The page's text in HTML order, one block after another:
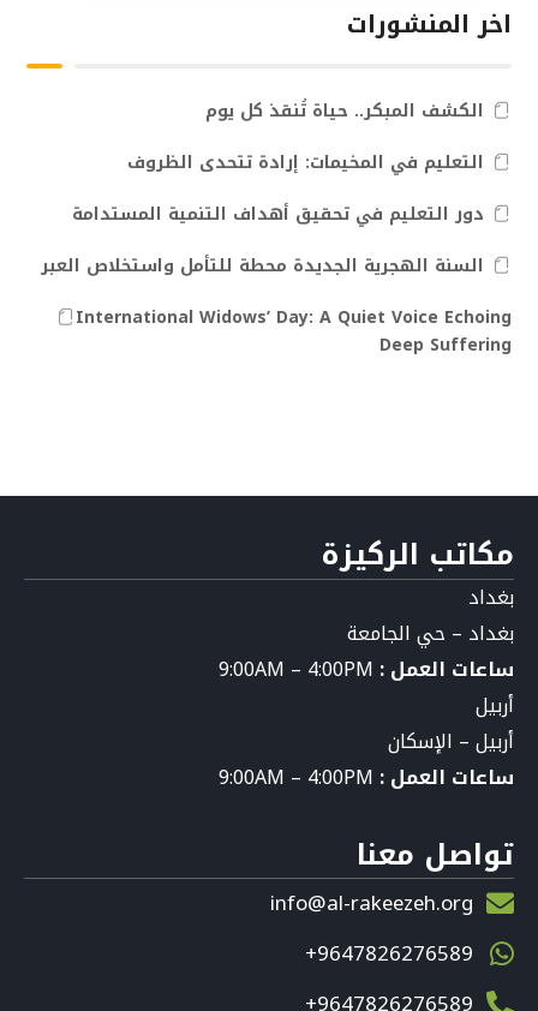
اخر المنشورات
الكشف المبكر.. حياة تُنقذ كل يوم
التعليم في المخيمات: إرادة تتحدى الظروف
دور التعليم في تحقيق أهداف التنمية المستدامة
السنة الهجرية الجديدة محطة للتأمل واستخلاص العبر
International Widows’ Day: A Quiet Voice Echoing
Deep Suffering
مكاتب الركيزة
بغداد
بغداد – حي الجامعة
ساعات العمل : 9:00AM – 4:00PM
أربيل
أربيل – الإسكان
ساعات العمل : 9:00AM – 4:00PM
تواصل معنا
info@al-rakeezeh.org
9647826276589+